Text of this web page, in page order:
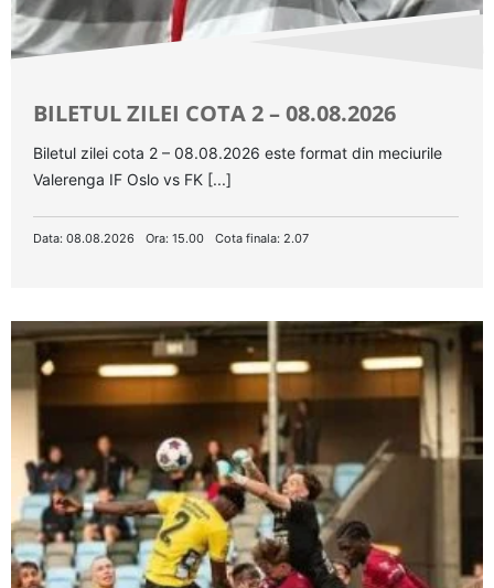
BILETUL ZILEI COTA 2 – 08.08.2026
Biletul zilei cota 2 – 08.08.2026 este format din meciurile
Valerenga IF Oslo vs FK [...]
Data: 08.08.2026 Ora: 15.00 Cota finala: 2.07